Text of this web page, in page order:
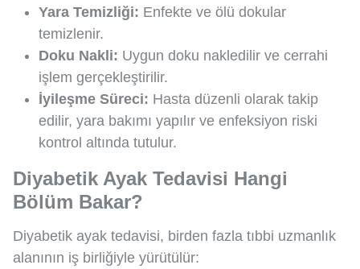
Yara Temizliği: Enfekte ve ölü dokular
temizlenir.
Doku Nakli: Uygun doku nakledilir ve cerrahi
işlem gerçekleştirilir.
İyileşme Süreci: Hasta düzenli olarak takip
edilir, yara bakımı yapılır ve enfeksiyon riski
kontrol altında tutulur.
Diyabetik Ayak Tedavisi Hangi
Bölüm Bakar?
Diyabetik ayak tedavisi, birden fazla tıbbi uzmanlık
alanının iş birliğiyle yürütülür: